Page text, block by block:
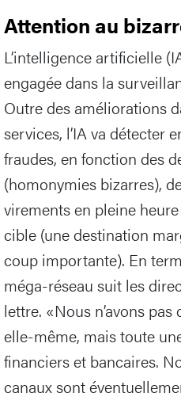
Attention au
L’intelligence artificielle
engagée dans la
Outre des améliorations
services, l’IA va détecter
fraudes, en fonction des
(homonymies bizarres),
virements en pleine
cible (une destination
coup importante). En
méga-réseau suit les
lettre. «Nous n’avons
elle-même, mais toute
financiers et bancaires.
canaux sont